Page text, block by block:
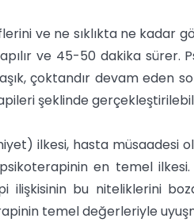
ve ne sıklıkta ne kadar
ve 45-50 dakika sürer.
çoktandır devam eden
şeklinde
ilkesi, hasta müsaadesi
en temel
ilişkisinin bu niteliklerini
temel değerleriyle